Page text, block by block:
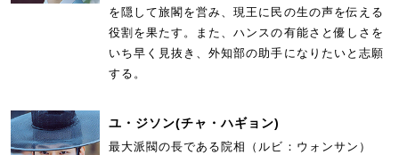
を隠して旅閣を営み、現王に民の生の声を伝える
役割を果たす。また、ハンスの有能さと優しさを
いち早く見抜き、外知部の助手になりたいと志願
する。
ユ・ジソン(チャ・ハギョン)
最大派閥の長である院相（ルビ：ウォンサン）